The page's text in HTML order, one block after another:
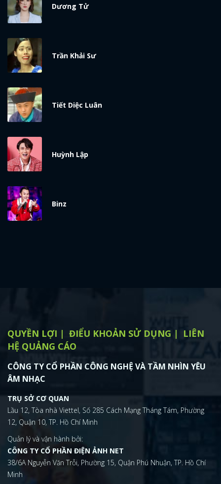
Dương Tử
Trần Khải Sư
Tiết Diệc Luân
Huỳnh Lập
Binz
QUYỀN LỢI ĐIỂU KHOẢN SỬ DỤNG
LIÊN
HỆ QUẢNG CÁO
CÔNG TY CỔ PHẦN CÔNG NGHỆ VÀ TẦM NHÌN YÊU
ÂM NHẠC
TRỤ SỞ CƠ QUAN
Lầu 12, Tòa nhà Viettel, Số 285 Cách Mạng Tháng Tám, Phường
12, Quận 10, TP. Hồ Chí Minh
Quản lý và vận hành bởi:
CÔNG TY CỔ PHẦN ĐIỆN ẢNH NET
38/6A Nguyễn Văn Trỗi, Phường 15, Quận Phú Nhuận, TP. Hồ Chí
Minh